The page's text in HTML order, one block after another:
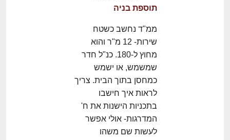
תוספת בניה
ממ"ד נחשב כשטח
שירות- 12 מ"ר והוא
מחוץ ל-180. כנ"ל חדר
שמשמש, או ישמש
כמחסן בתוך הבית. צריך
לראות איך חישבו
בתכניות הישנות את ח'
המדרגות- אולי אפשר
לעשות שם משהו